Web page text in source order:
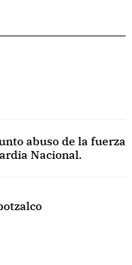
abuso de la fuerza
Nacional.